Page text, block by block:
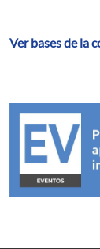
Ver bases de la